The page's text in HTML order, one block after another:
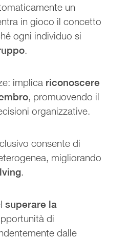
un
in gioco il concetto
ogni individuo si
.
implica riconoscere
, promuovendo il
organizzative.
consente di
migliorando
.
superare la
di
dalle